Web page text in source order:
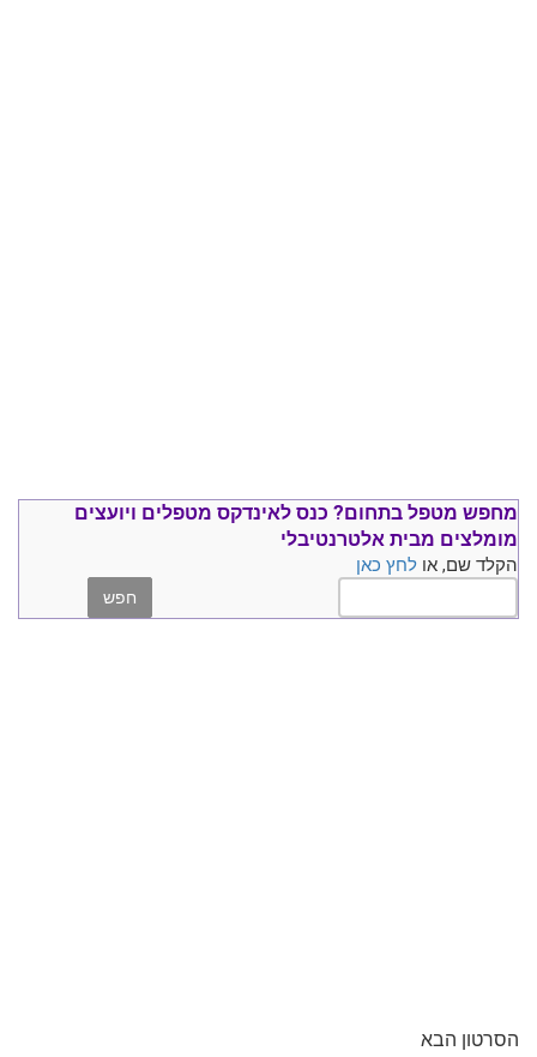
מחפש מטפל בתחום? כנס לאינדקס מטפלים ויועצים
מומלצים מבית אלטרנטיבלי
הקלד שם, או לחץ כאן
הסרטון הבא